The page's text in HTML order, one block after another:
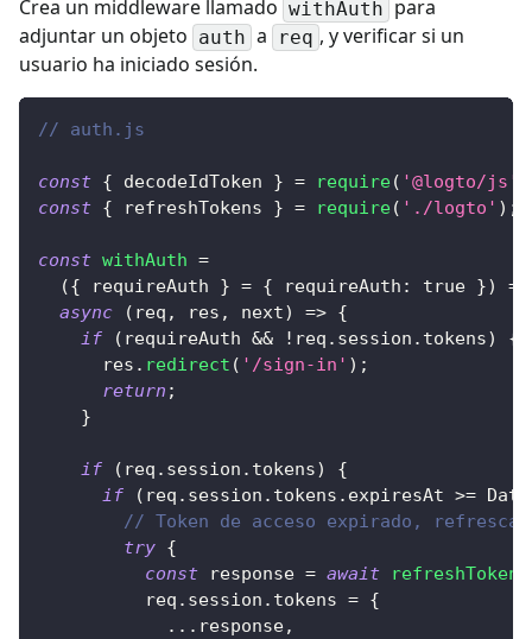
Crea un middleware llamado withAuth para
adjuntar un objeto auth a req , y verificar si un
usuario ha iniciado sesión.
// auth.js
const { decodeIdToken } = require( '@logto/js'
const { refreshTokens } = require( './logto' ) ;
const withAuth =
({ requireAuth } = { requireAuth : true })
=>
async
( req , res , next) => {
if
( requireAuth && ! req . session . tokens)
{
      res
. redirect ( '/sign-in' ) ;
return ;
}
if ( req . session . tokens)
{
if
( req . session . tokens . expiresAt >= Date
// Token de acceso expirado,
try {
const response = await refreshTokens
          req
. session . tokens = {
... response,